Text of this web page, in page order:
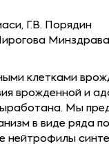
Г.В. Порядин
Минздрава
клетками
врожденной и
Мы
в виде ряда
нейтрофилы